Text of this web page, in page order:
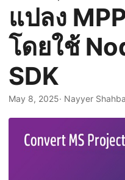
v
i
g
a
t
i
o
แปลง
โดยใช้
SDK
May 8, 2025· Nayyer